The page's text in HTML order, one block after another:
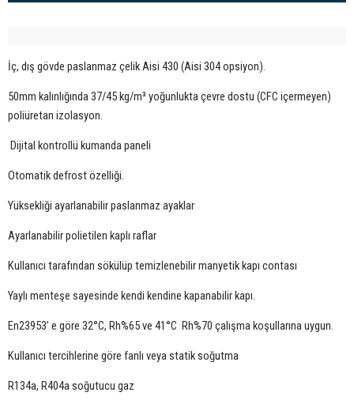
İç, dış gövde paslanmaz çelik Aisi 430 (Aisi 304 opsiyon).
50mm kalınlığında 37/45 kg/m³ yoğunlukta çevre dostu (CFC içermeyen)
poliüretan izolasyon.
Dijital kontrollü kumanda paneli
Otomatik defrost özelliği.
Yüksekliği ayarlanabilir paslanmaz ayaklar
Ayarlanabilir polietilen kaplı raflar
Kullanıcı tarafından sökülüp temizlenebilir manyetik kapı contası
Yaylı menteşe sayesinde kendi kendine kapanabilir kapı.
En23953’ e göre 32°C, Rh%65 ve 41°C Rh%70 çalışma koşullarına uygun.
Kullanıcı tercihlerine göre fanlı veya statik soğutma
R134a, R404a soğutucu gaz